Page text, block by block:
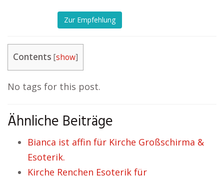
Zur Empfehlung
Contents [show]
No tags for this post.
Ähnliche Beiträge
Bianca ist affin für Kirche Großschirma &
Esoterik.
Kirche Renchen Esoterik für